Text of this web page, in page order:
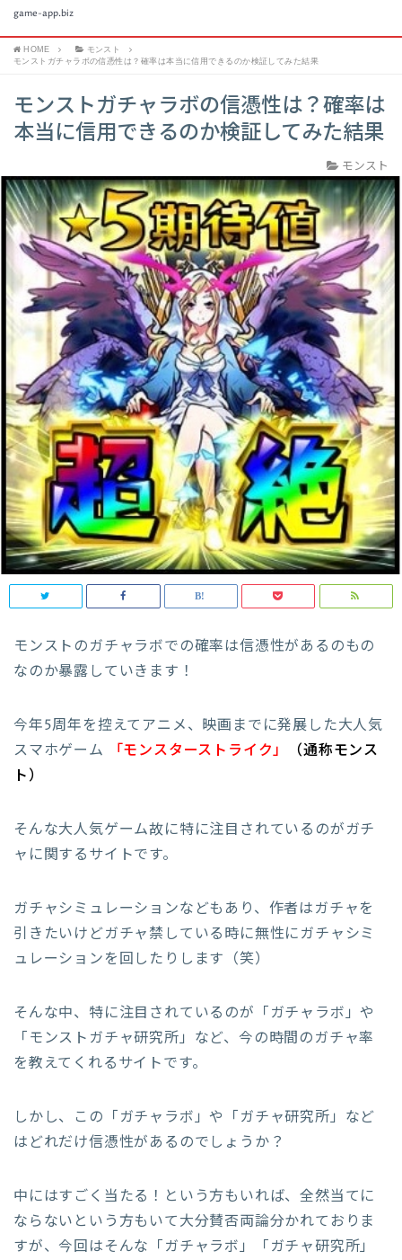
game-app.biz
HOME
モンスト
モンストガチャラボの信憑性は？確率は本当に信用できるのか検証してみた結果
モンストガチャラボの信憑性は？確率は
本当に信用できるのか検証してみた結果
モンスト
モンストのガチャラボでの確率は信憑性があるのもの
なのか暴露していきます！
今年5周年を控えてアニメ、映画までに発展した大人気
スマホゲーム
「モンスターストライク」
（通称モンス
ト）
そんな大人気ゲーム故に特に注目されているのがガチ
ャに関するサイトです。
ガチャシミュレーションなどもあり、作者はガチャを
引きたいけどガチャ禁している時に無性にガチャシミ
ュレーションを回したりします（笑）
そんな中、特に注目されているのが「ガチャラボ」や
「モンストガチャ研究所」など、今の時間のガチャ率
を教えてくれるサイトです。
しかし、この「ガチャラボ」や「ガチャ研究所」など
はどれだけ信憑性があるのでしょうか？
中にはすごく当たる！という方もいれば、全然当てに
ならないという方もいて大分賛否両論分かれておりま
すが、今回はそんな「ガチャラボ」「ガチャ研究所」